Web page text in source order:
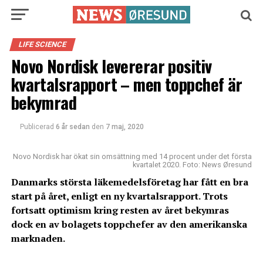
LIFE SCIENCE
Novo Nordisk levererar positiv
kvartalsrapport – men toppchef är
bekymrad
Publicerad 6 år sedan den 7 maj, 2020
Novo Nordisk har ökat sin omsättning med 14 procent under det första
kvartalet 2020. Foto: News Øresund
Danmarks största läkemedelsföretag har fått en bra
start på året, enligt en ny kvartalsrapport. Trots
fortsatt optimism kring resten av året bekymras
dock en av bolagets toppchefer av den amerikanska
marknaden.